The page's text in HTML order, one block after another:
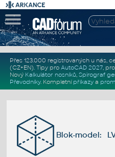
Přes 123.000 registrovaných u nás,
(CZ+EN). Tipy pro AutoCAD 2027, pro
Nový Kalkulátor nosníků, Spirograf
Převodníky. Kompletní příkazya
Blok-model: